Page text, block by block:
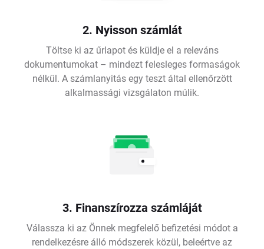
2. Nyisson számlát
Töltse ki az űrlapot és küldje el a releváns
dokumentumokat – mindezt felesleges formaságok
nélkül. A számlanyitás egy teszt által ellenőrzött
alkalmassági vizsgálaton múlik.
3. Finanszírozza számláját
Válassza ki az Önnek megfelelő befizetési módot a
rendelkezésre álló módszerek közül, beleértve az